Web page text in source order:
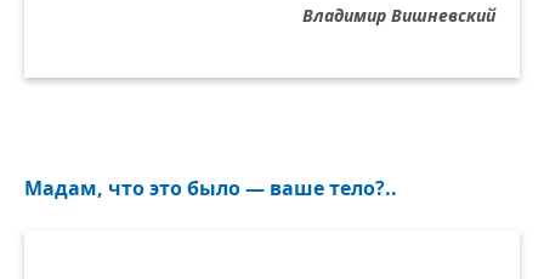
Владимир Вишневский
Мадам, что это было — ваше тело?..